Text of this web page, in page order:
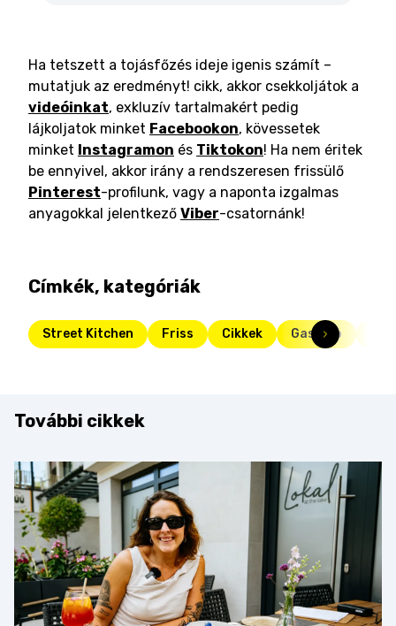
Ha tetszett a tojásfőzés ideje igenis számít –
mutatjuk az eredményt! cikk, akkor csekkoljátok a
videóinkat, exkluzív tartalmakért pedig
lájkoljatok minket Facebookon, kövessetek
minket Instagramon és Tiktokon! Ha nem éritek
be ennyivel, akkor irány a rendszeresen frissülő
Pinterest-profilunk, vagy a naponta izgalmas
anyagokkal jelentkező Viber-csatornánk!
Címkék, kategóriák
Street Kitchen Friss Cikkek Gasztro
További cikkek